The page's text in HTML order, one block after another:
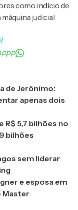
como indício de
judicial
de Jerônimo:
apenas dois
5,7 bilhões no
bilhões
sem liderar
e esposa em
Master